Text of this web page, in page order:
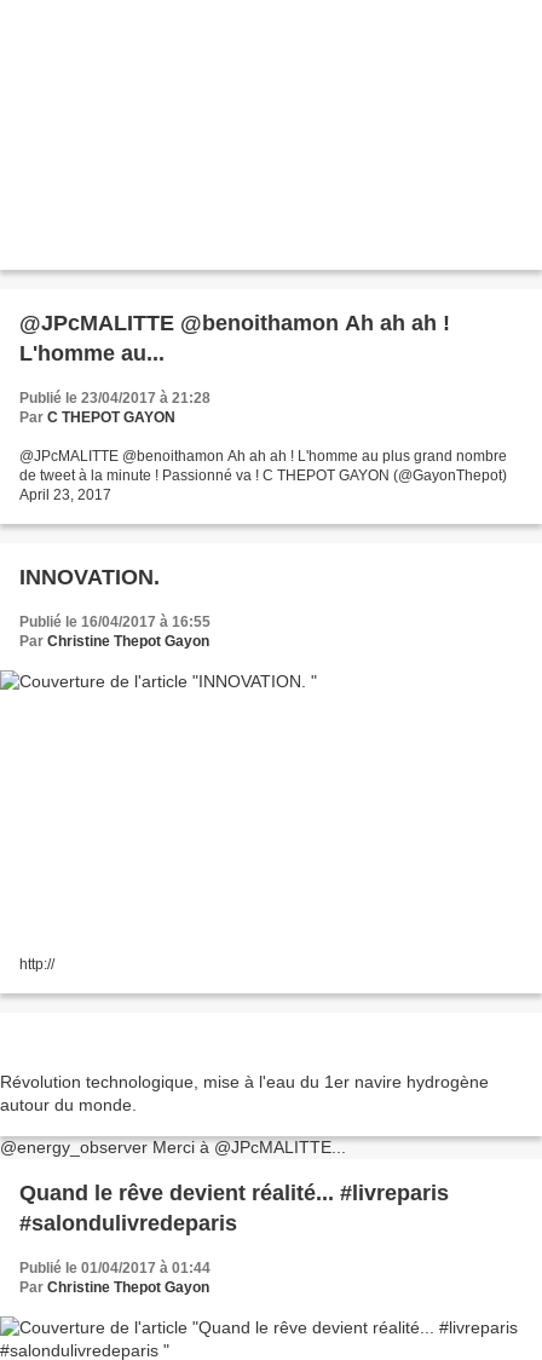
@JPcMALITTE @benoithamon Ah ah ah !
L'homme au...
Publié le 23/04/2017 à 21:28
Par C THEPOT GAYON
@JPcMALITTE @benoithamon Ah ah ah ! L'homme au plus grand nombre
de tweet à la minute ! Passionné va ! C THEPOT GAYON (@GayonThepot)
April 23, 2017
INNOVATION.
Publié le 16/04/2017 à 16:55
Par Christine Thepot Gayon
http://
Révolution technologique, mise à l'eau du 1er navire hydrogène
autour du monde.
@energy_observerMerci à@JPcMALITTE...
Quand le rêve devient réalité... #livreparis
#salondulivredeparis
Publié le 01/04/2017 à 01:44
Par Christine Thepot Gayon